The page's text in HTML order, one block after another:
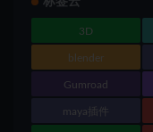
3D
blender
Gumroad
maya插件